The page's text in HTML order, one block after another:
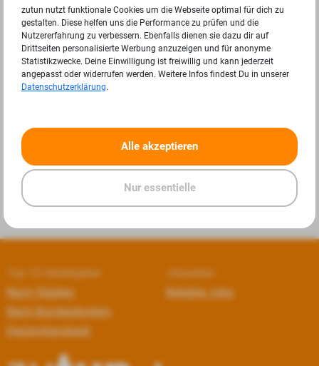
Top 10 Arbeitgeber
Nach Städten
Nach Bundesländern
Deutschlandweit
Jobseiten
Beliebte Jobs
zutun nutzt funktionale Cookies um die Webseite optimal für dich zu
gestalten. Diese helfen uns die Performance zu prüfen und die
Nutzererfahrung zu verbessern. Ebenfalls dienen sie dazu dir auf
Drittseiten personalisierte Werbung anzuzeigen und für anonyme
Statistikzwecke. Deine Einwilligung ist freiwillig und kann jederzeit
angepasst oder widerrufen werden. Weitere Infos findest Du in unserer
Datenschutzerklärung.
Alle akzeptieren
Nur essentielle